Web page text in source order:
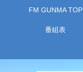
FM GUNMA TOP
番組表